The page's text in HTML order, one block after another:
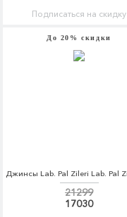
Подписаться на скидку
До 20% скидки
21299
17030